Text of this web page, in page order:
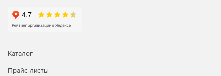
начинающим так и тем, кто планирует переход на
операционную систему Astra Linux. В курсе
Каталог
Прайс-листы